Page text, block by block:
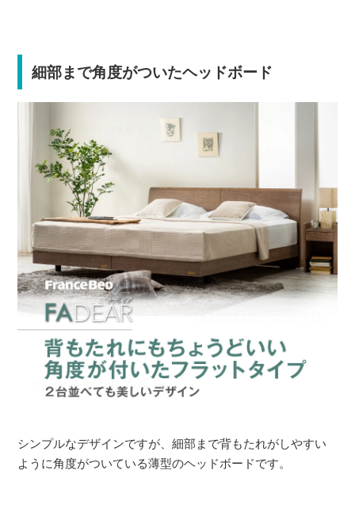
細部まで角度がついたヘッドボード
シンプルなデザインですが、細部まで背もたれがしやすい
ように角度がついている薄型のヘッドボードです。